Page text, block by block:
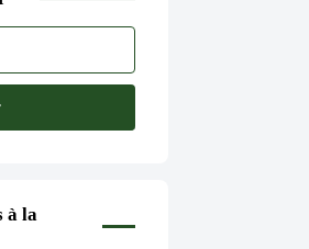
à la